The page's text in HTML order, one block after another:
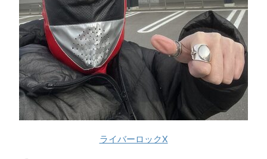
ライバーロックX